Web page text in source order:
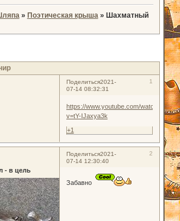
» Поэтическая крыша » Шахматный
Поделиться 1
2021-
07-14 08:32:31
https://www.youtube.com/watch?
v=tY-IJaxya3k
+1
Поделиться 2
2021-
07-14 12:30:40
- в цель
Забавно